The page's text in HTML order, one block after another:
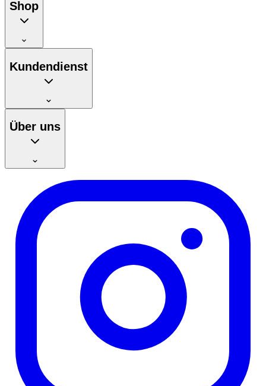
Shop
Kundendienst
Über uns